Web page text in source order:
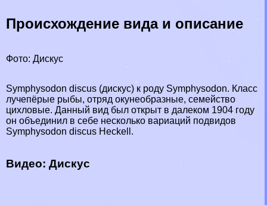
Происхождение вида и описание
Фото: Дискус
Symphysodon discus (дискус) к роду Symphysodon. Класс
лучепёрые рыбы, отряд окунеобразные, семейство
цихловые. Данный вид был открыт в далеком 1904 году
он объединил в себе несколько вариаций подвидов
Symphysodon discus Heckell.
Видео: Дискус